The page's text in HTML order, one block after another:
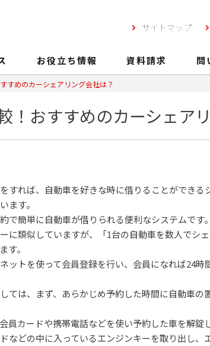
サイトマップ
お役立ち情報 資料請求 問
すめのカーシェアリング会社は？
！おすすめのカーシェア
すれば、自動車を好きな時に借りることができる
ます。
で簡単に自動車が借りられる便利なシステムです。
に類似していますが、「1台の自動車を数人でシ
す。
ットを使って会員登録を行い、会員になれば24時
ては、まず、あらかじめ予約した時間に自動車の
員カードや携帯電話などを使い予約した車を解錠
などの中に入っているエンジンキーを取り出し、